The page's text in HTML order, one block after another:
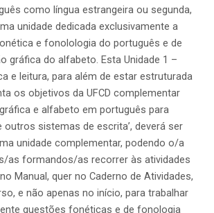
como língua estrangeira ou segunda,
unidade dedicada exclusivamente a
e fonolologia do português e de
gráfica do alfabeto. Esta Unidade 1 –
e leitura, para além de estar estruturada
os objetivos da UFCD complementar
e alfabeto em português para
outros sistemas de escrita’, deverá ser
unidade complementar, podendo o/a
as formandos/as recorrer às atividades
Manual, quer no Caderno de Atividades,
e não apenas no início, para trabalhar
questões fonéticas e de fonologia